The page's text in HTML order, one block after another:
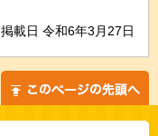
掲載日 令和6年3月27日